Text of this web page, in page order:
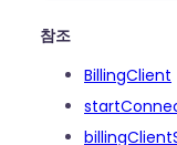
참조
BillingClient